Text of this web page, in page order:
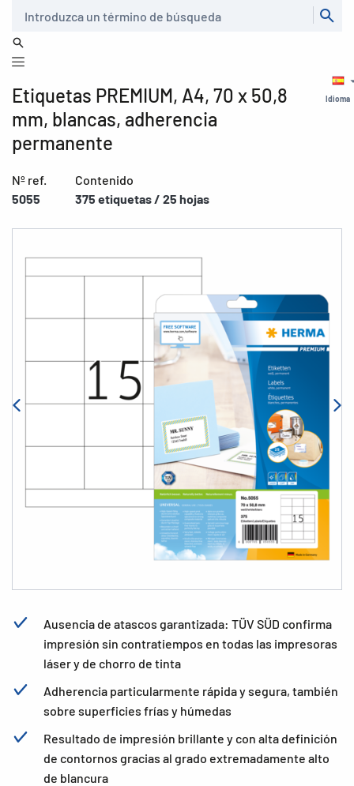
Idioma
Etiquetas PREMIUM, A4, 70 x 50,8
mm, blancas, adherencia
permanente
Nº ref.
5055
Contenido
375 etiquetas / 25 hojas
Ausencia de atascos garantizada: TÜV SÜD confirma
impresión sin contratiempos en todas las impresoras
láser y de chorro de tinta
Adherencia particularmente rápida y segura, también
sobre superficies frías y húmedas
Resultado de impresión brillante y con alta definición
de contornos gracias al grado extremadamente alto
de blancura